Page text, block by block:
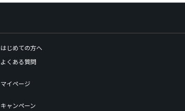
はじめての方へ
よくある質問
マイページ
キャンペーン